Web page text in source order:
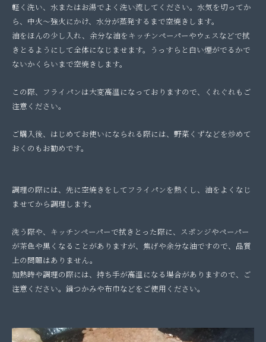
軽く洗い、水またはお湯でよく洗い流してください。水気を切ってか
ら、中火～強火にかけ、水分が蒸発するまで空焼きします。
油をほんの少し入れ、余分な油をキッチンペーパーやウェスなどで拭
きとるようにして全体になじませます。うっすらと白い煙がでるかで
ないかくらいまで空焼きします。
この際、フライパンは大変高温になっておりますので、くれぐれもご
注意ください。
ご購入後、はじめてお使いになられる際には、野菜くずなどを炒めて
おくのもお勧めです。
調理の際には、先に空焼きをしてフライパンを熱くし、油をよくなじ
ませてから調理します。
洗う際や、キッチンペーパーで拭きとった際に、スポンジやペーパー
が茶色や黒くなることがありますが、焦げや余分な油ですので、品質
上の問題はありません。
加熱時や調理の際には、持ち手が高温になる場合がありますので、ご
注意ください。鍋つかみや布巾などをご使用ください。